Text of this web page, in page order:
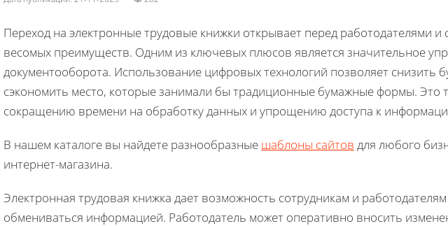
Переход на электронные трудовые книжки открывает перед работодателями и
весомых преимуществ. Одним из ключевых плюсов является значительное
документооборота. Использование цифровых технологий позволяет снизить
сэкономить место, которые занимали бы традиционные бумажные формы. Это
сокращению времени на обработку данных и упрощению доступа к
В нашем каталоге вы найдете разнообразные шаблоны сайтов для любого
интернет-магазина.
Электронная трудовая книжка дает возможность сотрудникам и
обмениваться информацией. Работодатель может оперативно вносить